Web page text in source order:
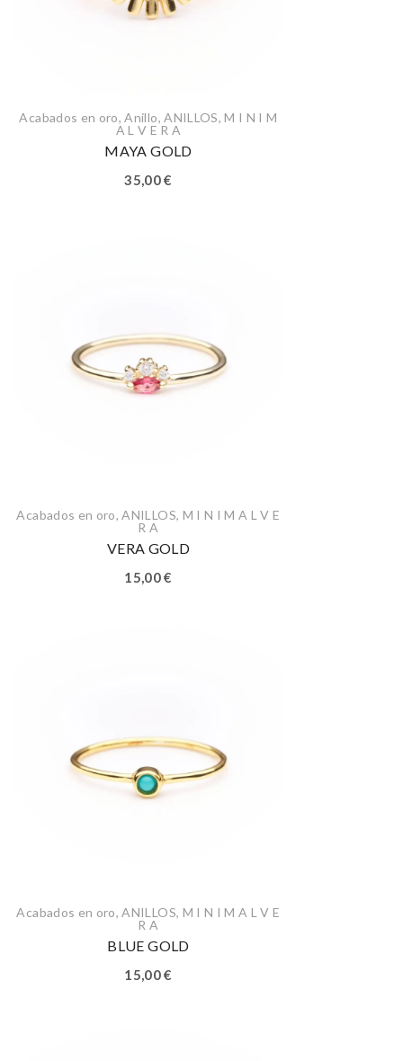
Acabados en oro,Anillo,ANILLOS,M I N I M
A L V E R A
MAYA GOLD
35,00€
Acabados en oro,ANILLOS, M I N I M A L V E
R A
VERA GOLD
15,00€
Acabados en oro,ANILLOS, M I N I M A L V E
R A
BLUE GOLD
15,00€